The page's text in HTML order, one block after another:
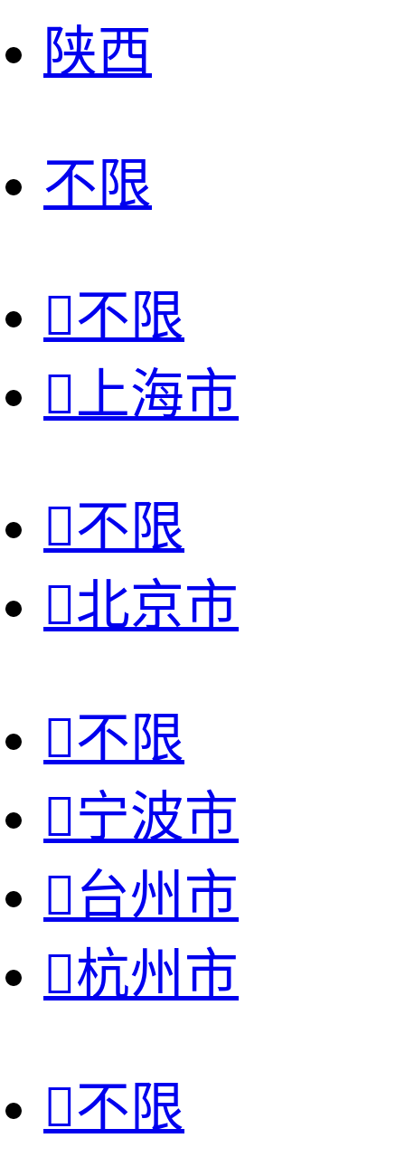
陕西
不限
不限
上海市
不限
北京市
不限
宁波市
台州市
杭州市
不限